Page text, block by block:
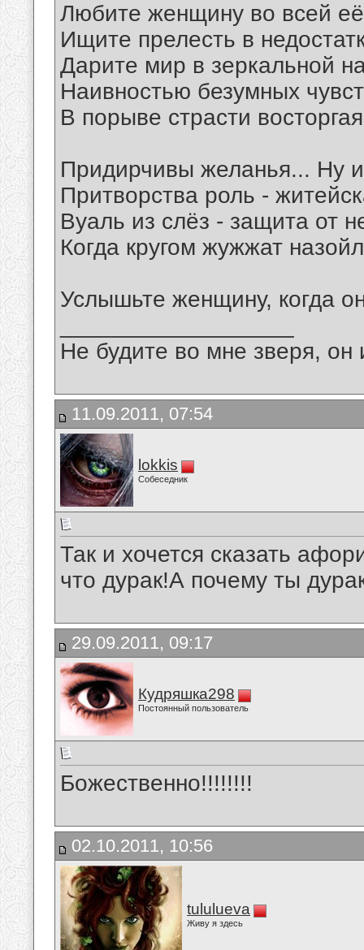
Любите женщину во всей
Ищите прелесть в
Дарите мир в зеркальной
Наивностью безумных
В порыве страсти
Придирчивы желанья... Ну и
Притворства роль -
Вуаль из слёз - защита от
Когда кругом жужжат
Услышьте женщину, когда
Не будите во мне зверя, он
11.09.2011, 07:54
lokkis
Собеседник
Так и хочется сказать
что дурак!А почему ты
29.09.2011, 09:17
Кудряшка298
Постоянный пользователь
Божественно!!!!!!!!
02.10.2011, 10:56
tululueva
Живу я здесь